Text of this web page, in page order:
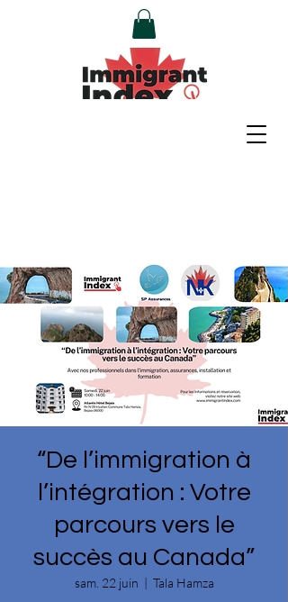
“De l’immigration à
l’intégration : Votre
parcours vers le
succès au Canada”
sam. 22 juin
  |
Tala Hamza